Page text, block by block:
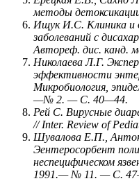
методы
Ищук И.С. Клиника и
заболеваний с
Автореф. дис. канд.
Николаева Л.Г.
эффективности
Микробиология,
—№ 2. — С. 40—44.
Рей С. Вирусные
// Inter. Review of
Шувалова Е.П.,
Эентеросорбент
неспецифическом
1991.— № 11. — С.